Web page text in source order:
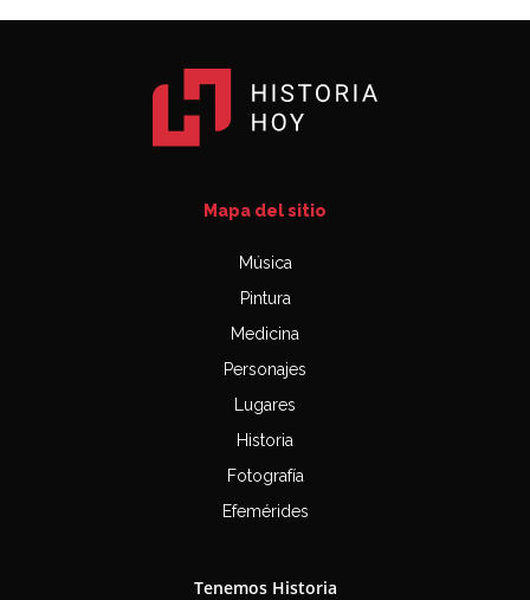
Mapa del sitio
Música
Pintura
Medicina
Personajes
Lugares
Historia
Fotografía
Efemérides
Tenemos Historia